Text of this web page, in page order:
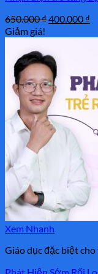
650.000₫Giá
650.000 ₫.
400.000 ₫
Giảm giá!
Xem Nhanh
Giáo dục đặc biệt